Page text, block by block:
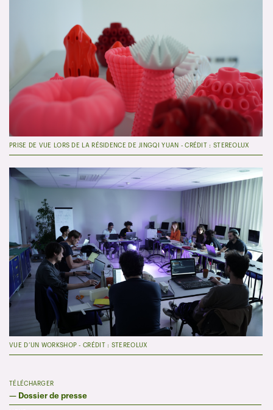
PRISE DE VUE LORS DE LA RÉSIDENCE DE JINGQI YUAN - CRÉDIT : STEREOLUX
VUE D’UN WORKSHOP - CRÉDIT : STEREOLUX
TÉLÉCHARGER
— Dossier de presse